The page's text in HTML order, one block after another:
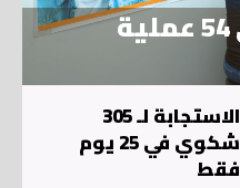
«صناع الخير» تجري 54 عملية
الاستجابة لـ 305
شكوي في 25 يوم
فقط